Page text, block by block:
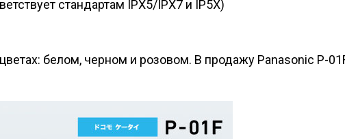
стандартам IPX5/IPX7 и IP5X)
белом, черном и розовом. В продажу Panasonic P-